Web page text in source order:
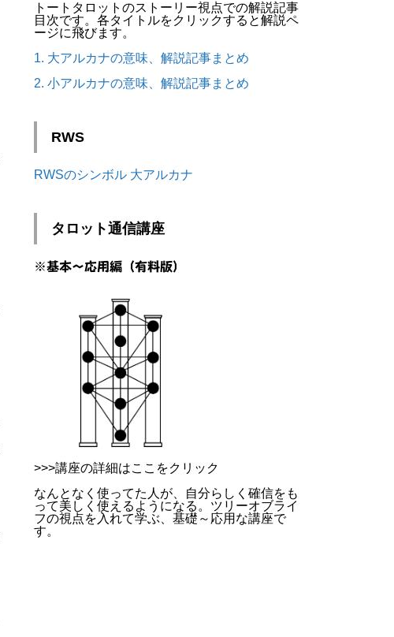
トートタロットのストーリー視点での解説記事
目次です。各タイトルをクリックすると解説ペ
ージに飛びます。
1. 大アルカナの意味、解説記事まとめ
2. 小アルカナの意味、解説記事まとめ
RWS
RWSのシンボル 大アルカナ
タロット通信講座
※基本～応用編（有料版）
>>>講座の詳細はここをクリック
なんとなく使ってた人が、自分らしく確信をも
って美しく使えるようになる。ツリーオブライ
フの視点を入れて学ぶ、基礎～応用な講座で
す。